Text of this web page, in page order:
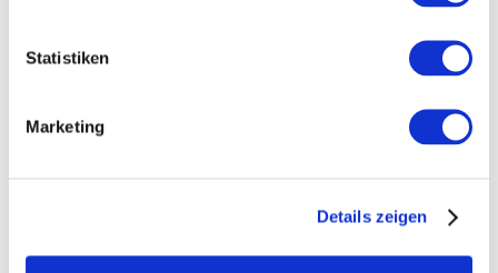
Statistiken
Marketing
Details zeigen